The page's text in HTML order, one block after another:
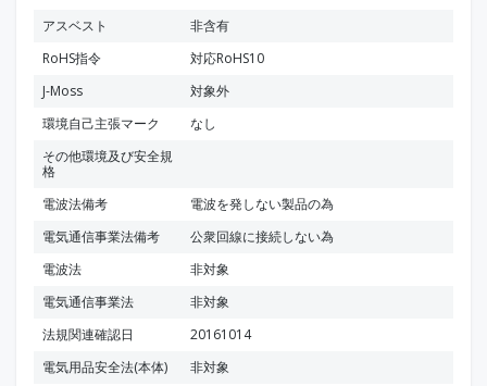
アスベスト
非含有
RoHS指令
対応RoHS10
J-Moss
対象外
環境自己主張マーク
なし
その他環境及び安全規
格
電波法備考
電波を発しない製品の為
電気通信事業法備考
公衆回線に接続しない為
電波法
非対象
電気通信事業法
非対象
法規関連確認日
20161014
電気用品安全法(本体)
非対象